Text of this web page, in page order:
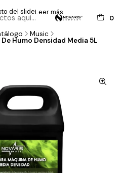
0
del slideLeer más
Music
Humo Densidad Media 5L